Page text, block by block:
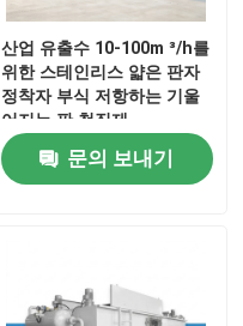
산업 유출수 10-100m ³/h를
위한 스테인리스 얇은 판자
정착자 부식 저항하는 기울
어지는 판 청징제
문의 보내기